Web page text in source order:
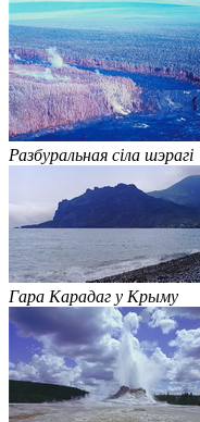
Разбуральная сіла шэрагі
Гара Карадаг у Крыму